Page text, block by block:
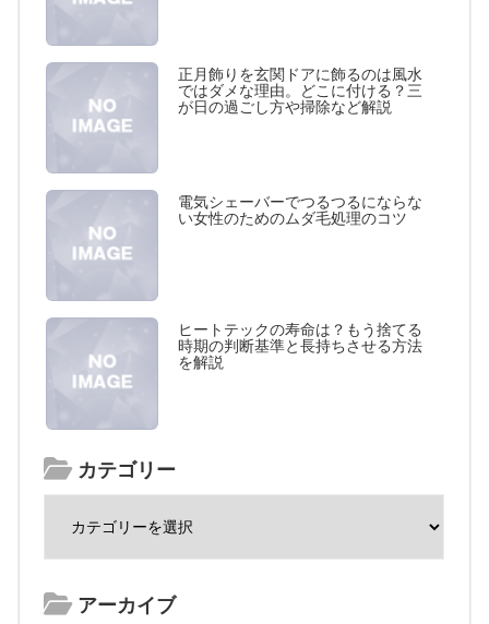
正月飾りを玄関ドアに飾るのは風水
ではダメな理由。どこに付ける？三
が日の過ごし方や掃除など解説
電気シェーバーでつるつるにならな
い女性のためのムダ毛処理のコツ
ヒートテックの寿命は？もう捨てる
時期の判断基準と長持ちさせる方法
を解説
カテゴリー
アーカイブ